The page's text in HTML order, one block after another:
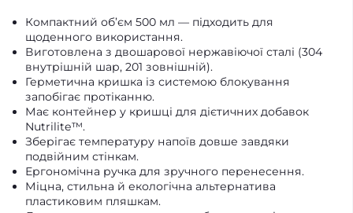
Компактний об’єм 500 мл — підходить для
щоденного використання.
Виготовлена з двошарової нержавіючої сталі (304
внутрішній шар, 201 зовнішній).
Герметична кришка із системою блокування
запобігає протіканню.
Має контейнер у кришці для дієтичних добавок
Nutrilite™.
Зберігає температуру напоїв довше завдяки
подвійним стінкам.
Ергономічна ручка для зручного перенесення.
Міцна, стильна й екологічна альтернатива
пластиковим пляшкам.